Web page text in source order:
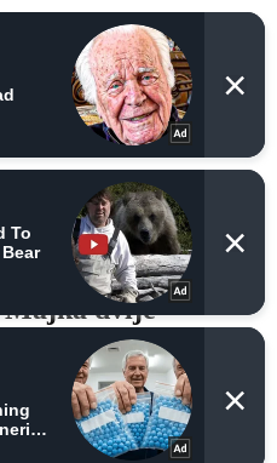
Majka dvije
u 33. godini
0